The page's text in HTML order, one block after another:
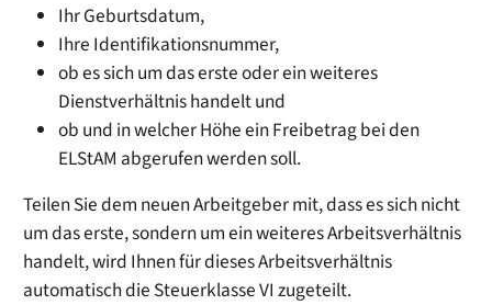
Ihr Geburtsdatum,
Ihre Identifikationsnummer,
ob es sich um das erste oder ein weiteres
Dienstverhältnis handelt und
ob und in welcher Höhe ein Freibetrag bei den
ELStAM abgerufen werden soll.
Teilen Sie dem neuen Arbeitgeber mit, dass es sich nicht
um das erste, sondern um ein weiteres Arbeitsverhältnis
handelt, wird Ihnen für dieses Arbeitsverhältnis
automatisch die Steuerklasse VI zugeteilt.